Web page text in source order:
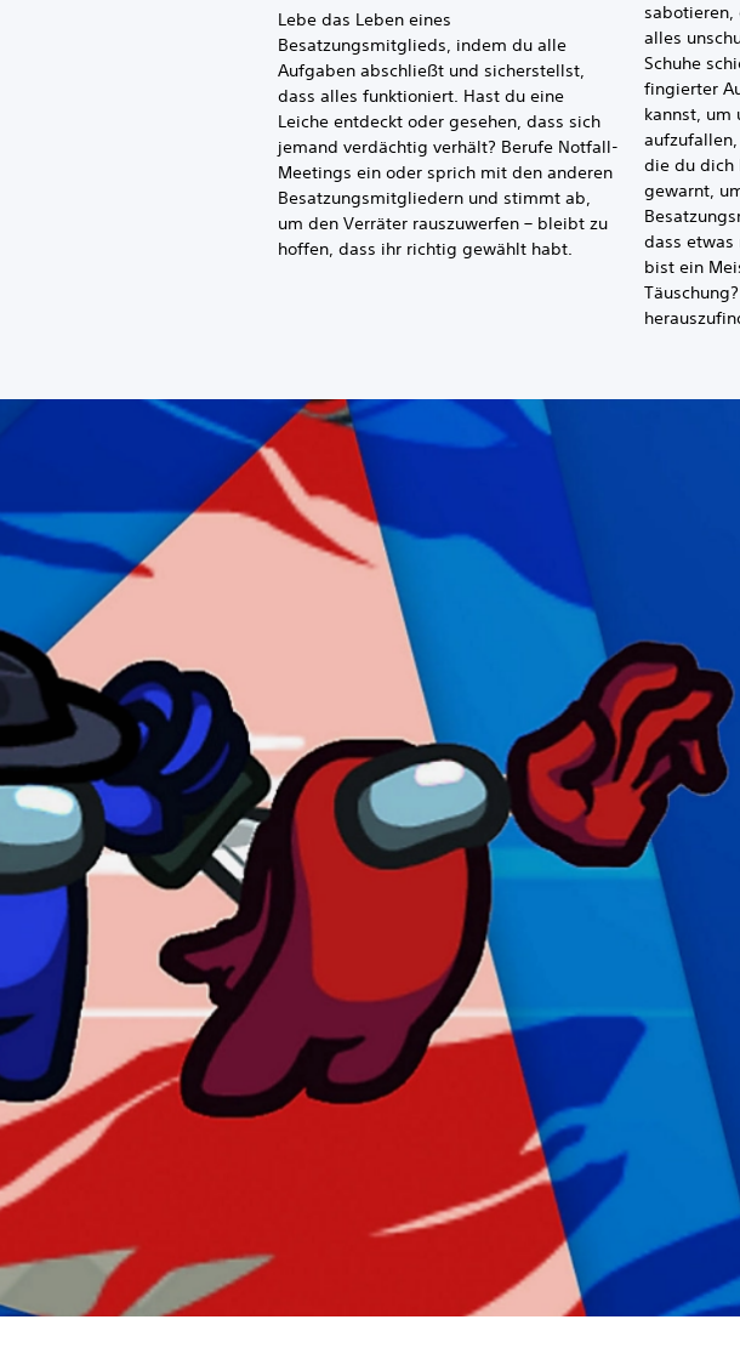
Lebe das Leben eines
Besatzungsmitglieds, indem du alle
Aufgaben abschließt und sicherstellst,
dass alles funktioniert. Hast du eine
Leiche entdeckt oder gesehen, dass sich
jemand verdächtig verhält? Berufe Notfall-
Meetings ein oder sprich mit den anderen
Besatzungsmitgliedern und stimmt ab,
um den Verräter rauszuwerfen – bleibt zu
hoffen, dass ihr richtig gewählt habt.
sabotieren,
alles
Schuhe
fingierter
kannst, um
die du dich
gewarnt,
dass
bist ein